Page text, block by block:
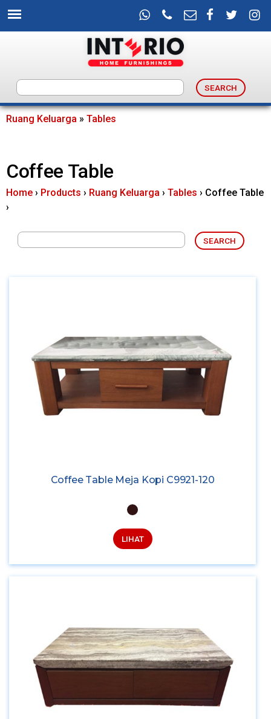
to
main
content
n
e
r
here
Ruang Keluarga » Tables
Coffee Table
Home › Products › Ruang Keluarga › Tables › Coffee Table
›
Coffee Table Meja Kopi C9921-120
LIHAT